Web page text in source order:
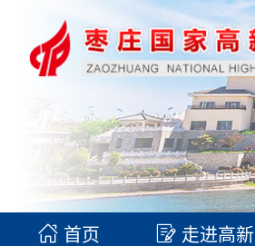
首页 走进高新